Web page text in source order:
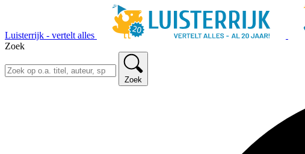
Luisterrijk - vertelt alles
Zoek
Zoek